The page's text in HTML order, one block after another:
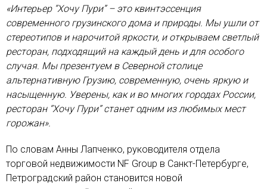
«Интерьер ‘’Хочу Пури’’ – это квинтэссенция
современного грузинского дома и природы. Мы ушли от
стереотипов и нарочитой яркости, и открываем светлый
ресторан, подходящий на каждый день и для особого
случая. Мы презентуем в Северной столице
альтернативную Грузию, современную, очень яркую и
насыщенную. Уверены, как и во многих городах России,
ресторан ‘’Хочу Пури’’ станет одним из любимых мест
горожан».
По словам Анны Лапченко, руководителя отдела
торговой недвижимости NF Group в Санкт-Петербурге,
Петроградский район становится новой